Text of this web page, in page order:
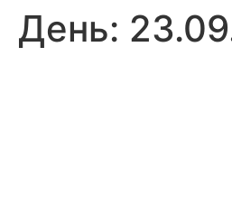
День: